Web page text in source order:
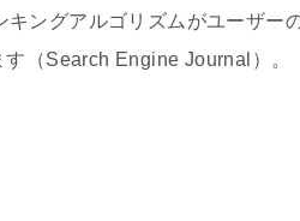
ングアルゴリズムがユーザー
（Search Engine Journal）。